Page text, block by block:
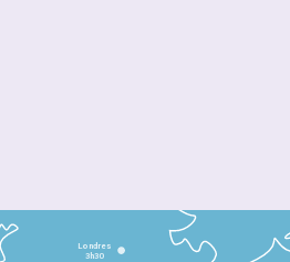
Londres
3h30